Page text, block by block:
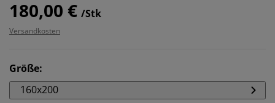
180,00 € /Stk
Versandkosten
Größe:
160x200